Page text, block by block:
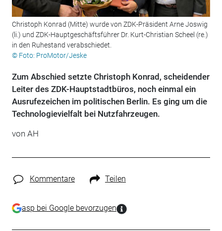
Christoph Konrad (Mitte) wurde von ZDK-Präsident Arne Joswig
(li.) und ZDK-Hauptgeschäftsführer Dr. Kurt-Christian Scheel (re.)
in den Ruhestand verabschiedet.
© Foto: ProMotor/Jeske
Zum Abschied setzte Christoph Konrad, scheidender
Leiter des ZDK-Hauptstadtbüros, noch einmal ein
Ausrufezeichen im politischen Berlin. Es ging um die
Technologievielfalt bei Nutzfahrzeugen.
von AH
Kommentare Teilen
asp bei Google bevorzugen